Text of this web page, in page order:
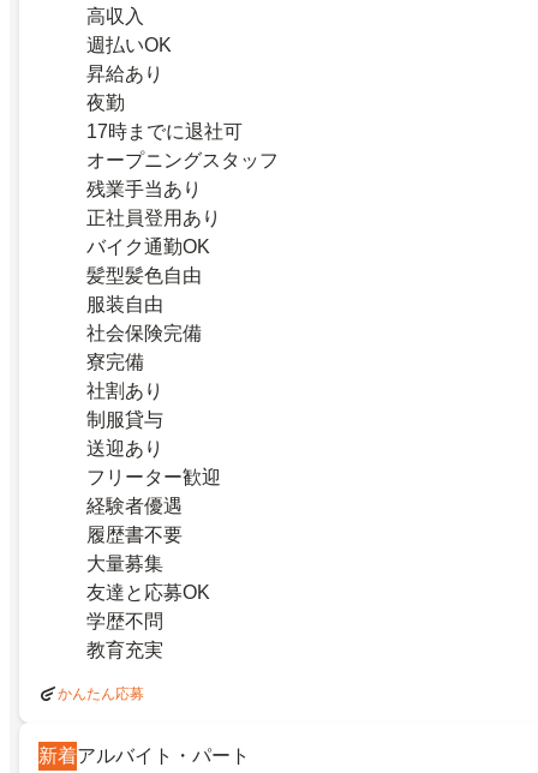
高収入
週払いOK
昇給あり
夜勤
17時までに退社可
オープニングスタッフ
残業手当あり
正社員登用あり
バイク通勤OK
髪型髪色自由
服装自由
社会保険完備
寮完備
社割あり
制服貸与
送迎あり
フリーター歓迎
経験者優遇
履歴書不要
大量募集
友達と応募OK
学歴不問
教育充実
かんたん応募
新着アルバイト・パート